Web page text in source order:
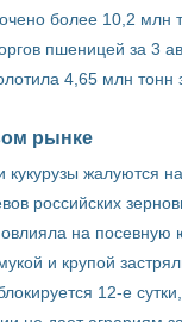
более 10,2 млн
пшеницей за 3
4,65 млн тонн
рынке
кукурузы жалуются
российских
на
и крупой
12-е